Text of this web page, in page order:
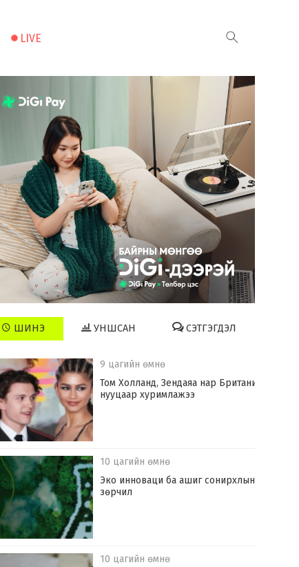
LIVE
ШИНЭ УНШСАН СЭТГЭГДЭЛ
9 цагийн өмнө
Том Холланд, Зендаяа нар Британид
нууцаар хуримлажээ
10 цагийн өмнө
Эко инноваци ба ашиг сонирхлын
зөрчил
10 цагийн өмнө